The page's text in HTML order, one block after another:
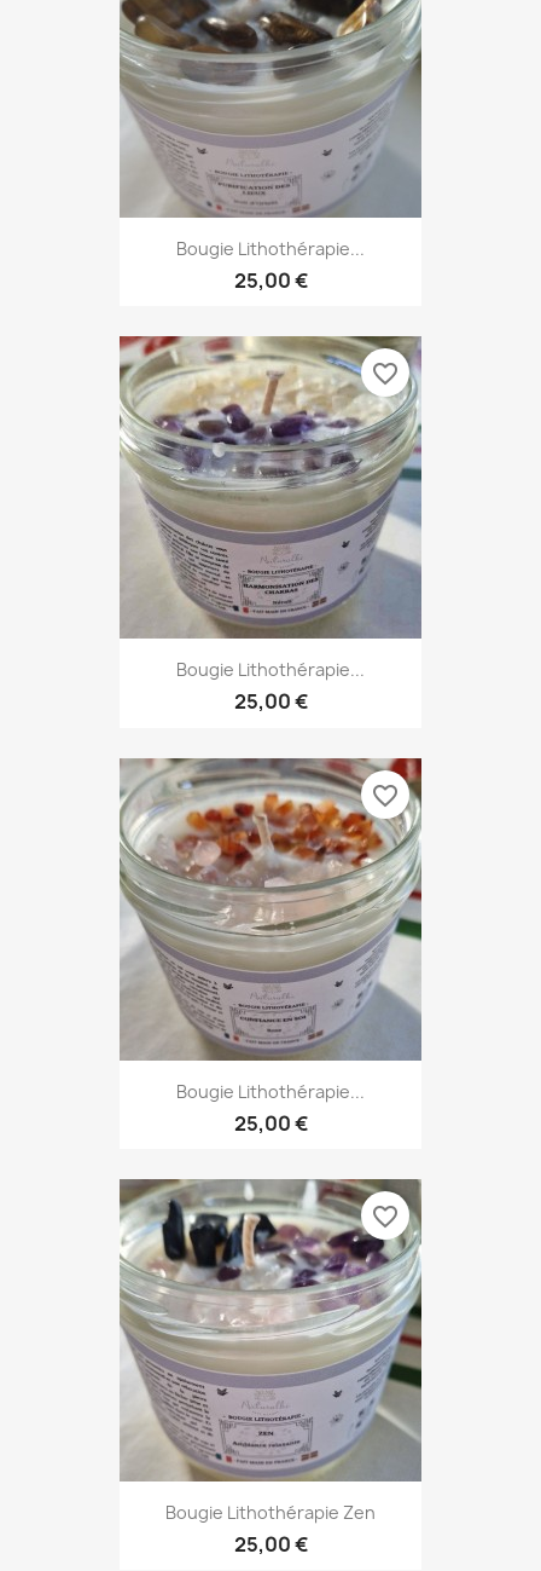
Bougie Lithothérapie...
25,00 €
Bougie Lithothérapie...
25,00 €
favorite_border
Bougie Lithothérapie...
25,00 €
favorite_border
Bougie Lithothérapie Zen
25,00 €
favorite_border